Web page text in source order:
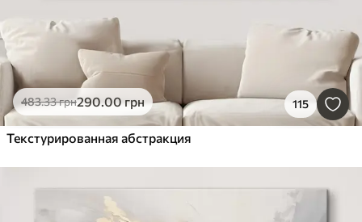
483.33грн290.00грн 115
Текстурированная абстракция